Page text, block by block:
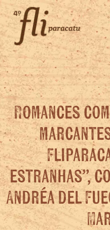
Romances
estranhas”,
Andréa del